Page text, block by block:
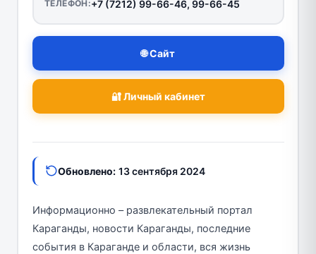
ТЕЛЕФОН:+7 (7212) 99-66-46, 99-66-45
🌐 Сайт
🔐 Личный кабинет
Обновлено: 13 сентября 2024
Информационно – развлекательный портал
Караганды, новости Караганды, последние
события в Караганде и области, вся жизнь